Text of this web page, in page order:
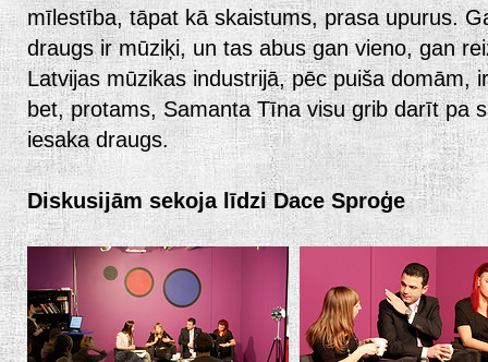
mīlestība, tāpat kā skaistums, prasa upurus.
draugs ir mūziķi, un tas abus gan vieno, gan
Latvijas mūzikas industrijā, pēc puiša domām,
bet, protams, Samanta Tīna visu grib darīt pa
iesaka draugs.
Diskusijām sekoja līdzi Dace Sproģe